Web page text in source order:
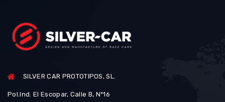
SILVER CAR PROTOTIPOS, SL.
Pol.Ind. El Escopar, Calle B, Nº16